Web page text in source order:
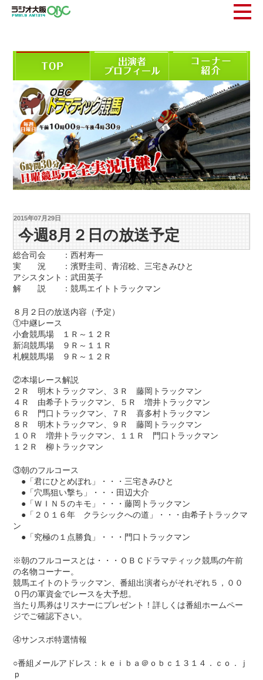
2015年07月29日
今週8月２日の放送予定
総合司会 ：西村寿一
実 況 ：濱野圭司、青沼稔、三宅きみひと
アシスタント：武田英子
解 説 ：競馬エイトトラックマン
８月２日の放送内容（予定）
①中継レース
小倉競馬場 １Ｒ～１２Ｒ
新潟競馬場 ９Ｒ～１１Ｒ
札幌競馬場 ９Ｒ～１２Ｒ
②本場レース解説
２Ｒ 明木トラックマン、３Ｒ 藤岡トラックマン
４Ｒ 由希子トラックマン、５Ｒ 増井トラックマン
６Ｒ 門口トラックマン、７Ｒ 喜多村トラックマン
８Ｒ 明木トラックマン、９Ｒ 藤岡トラックマン
１０Ｒ 増井トラックマン、１１Ｒ 門口トラックマン
１２Ｒ 柳トラックマン
③朝のフルコース
●「君にひとめぼれ」・・・三宅きみひと
●「穴馬狙い撃ち」・・・田辺大介
●「ＷＩＮ５のキモ」・・・藤岡トラックマン
●「２０１６年 クラシックへの道」・・・由希子トラックマ
ン
●「究極の１点勝負」・・・門口トラックマン
※朝のフルコースとは・・・ＯＢＣドラマティック競馬の午前
の名物コーナー。
競馬エイトのトラックマン、番組出演者らがそれぞれ５，００
０円の軍資金でレースを大予想。
当たり馬券はリスナーにプレゼント！詳しくは番組ホームペー
ジでご確認下さい。
④サンスポ特選情報
○番組メールアドレス：ｋｅｉｂａ＠ｏｂｃ１３１４．ｃｏ．ｊ
ｐ